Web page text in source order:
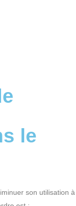
le
son utilisation à